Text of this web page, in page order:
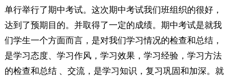
单行举行了期中考试。这次期中考试我们班组织的很好，
达到了预期目的。并取得了一定的成绩。期中考试是就我
们学生一个方面而言，是对我们学习情况的检查和总结，
是学习态度、学习作风，学习效果，学习经验，学习方法
的检查和总结 、交流，是学习知识，复习巩固和加深。就